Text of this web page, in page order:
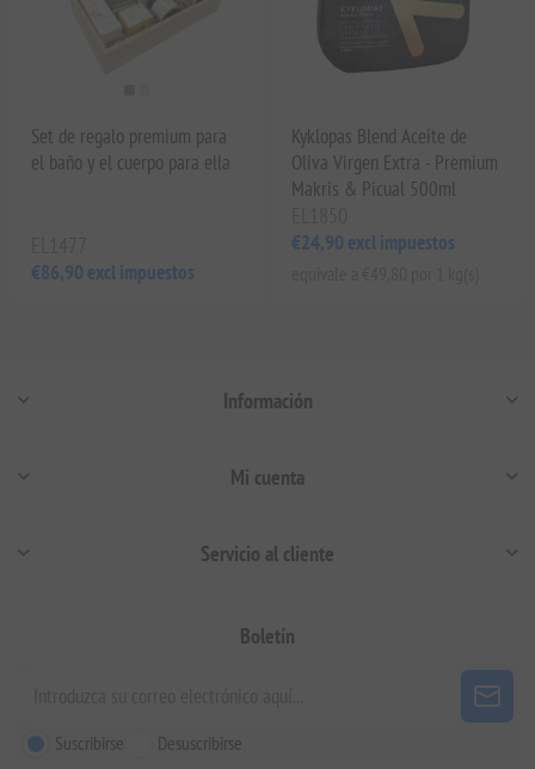
Set de regalo premium para
el baño y el cuerpo para ella
€86,90 excl impuestos
Kyklopas Blend Aceite de
Oliva Virgen Extra - Premium
Makris & Picual 500ml
€24,90 excl impuestos
Información
Mi cuenta
Servicio al cliente
Boletín
Suscribirse Desuscribirse